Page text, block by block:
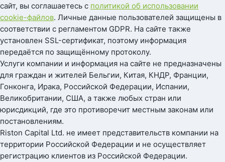
сайт, вы соглашаетесь с политикой об использовании
cookie-файлов. Личные данные пользователей защищены в
соответствии с регламентом GDPR. На сайте также
установлен SSL-сертификат, поэтому информация
передаётся по защищённому протоколу.
Услуги компании и информация на сайте не предназначены
для граждан и жителей Бельгии, Китая, КНДР, Франции,
Гонконга, Ирака, Российской Федерации, Испании,
Великобритании, США, а также любых стран или
юрисдикций, где это противоречит местным законам или
постановлениям.
Riston Capital Ltd. не имеет представительств компании на
территории Российской Федерации и не осуществляет
регистрацию клиентов из Российской Федерации.